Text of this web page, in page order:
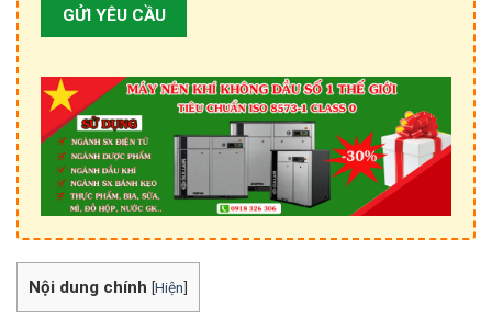
Nội dung chính [Hiện]